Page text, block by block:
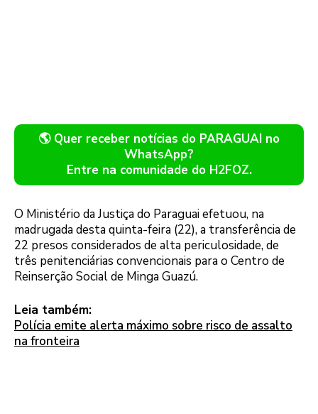
🌎 Quer receber notícias do PARAGUAI no
WhatsApp?
Entre na comunidade do H2FOZ.
O Ministério da Justiça do Paraguai efetuou, na
madrugada desta quinta-feira (22), a transferência de
22 presos considerados de alta periculosidade, de
três penitenciárias convencionais para o Centro de
Reinserção Social de Minga Guazú.
Leia também:
Polícia emite alerta máximo sobre risco de assalto
na fronteira